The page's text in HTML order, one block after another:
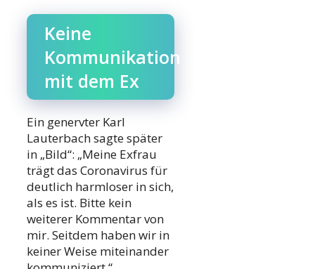
Keine
Kommunikation
mit dem Ex
Ein genervter Karl
Lauterbach sagte später
in „Bild“: „Meine Exfrau
trägt das Coronavirus für
deutlich harmloser in sich,
als es ist. Bitte kein
weiterer Kommentar von
mir. Seitdem haben wir in
keiner Weise miteinander